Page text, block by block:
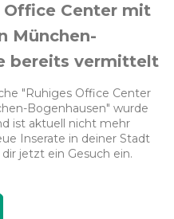
Office Center mit
München-
bereits vermittelt
"Ruhiges Office Center
Bogenhausen" wurde
ist aktuell nicht mehr
Inserate in deiner Stadt
jetzt ein Gesuch ein.